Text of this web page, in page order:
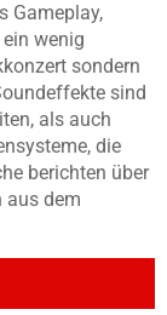
Gameplay,
wenig
sondern
sind
als auch
die
berichten über
aus dem